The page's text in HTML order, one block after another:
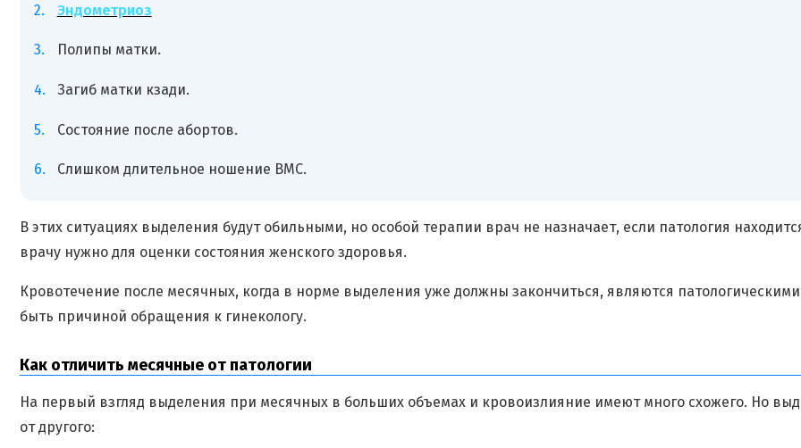
Эндометриоз
Полипы матки.
Загиб матки кзади.
Состояние после абортов.
Слишком длительное ношение ВМС.
В этих ситуациях выделения будут обильными, но особой терапии врач не назначает, если патология
врачу нужно для оценки состояния женского здоровья.
Кровотечение после месячных, когда в норме выделения уже должны закончиться, являются
быть причиной обращения к гинекологу.
Как отличить месячные от патологии
На первый взгляд выделения при месячных в больших объемах и кровоизлияние имеют много схожего. Но
от другого: